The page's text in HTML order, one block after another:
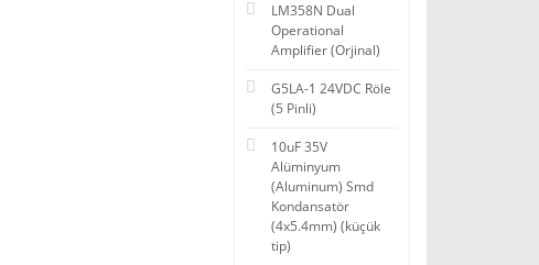
LM358N Dual
Operational
Amplifier (Orjinal)
G5LA-1 24VDC Röle
(5 Pinli)
10uF 35V
Alüminyum
(Aluminum) Smd
Kondansatör
(4x5.4mm) (küçük
tip)